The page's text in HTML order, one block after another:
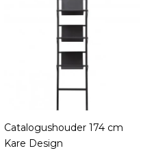
Catalogushouder 174 cm
Kare Design